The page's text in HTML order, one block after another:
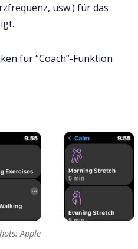
usw.) für das
für “Coach”-Funktion
Apple